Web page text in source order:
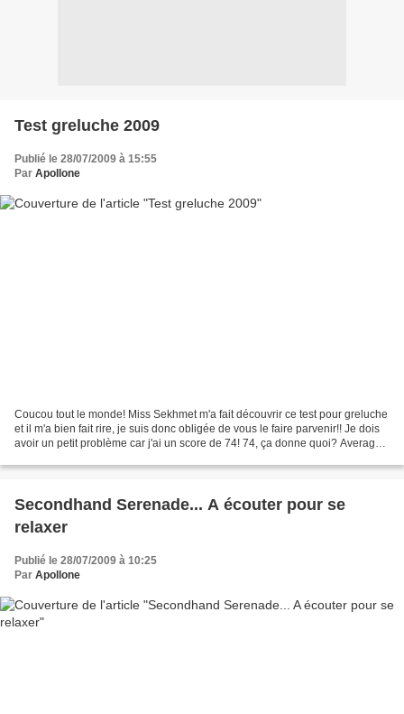
Test greluche 2009
Publié le 28/07/2009 à 15:55
Par Apollone
Coucou tout le monde! Miss Sekhmet m'a fait découvrir ce test pour greluche
et il m'a bien fait rire, je suis donc obligée de vous le faire parvenir!! Je dois
avoir un petit problème car j'ai un score de 74! 74, ça donne quoi? Average
Secondhand Serenade... A écouter pour se
relaxer
Publié le 28/07/2009 à 10:25
Par Apollone